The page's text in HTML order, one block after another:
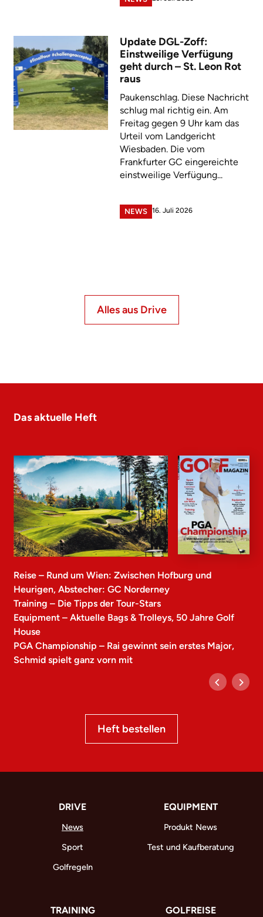
Update DGL-Zoff:
Einstweilige Verfügung
geht durch – St. Leon Rot
raus
Paukenschlag. Diese Nachricht
schlug mal richtig ein. Am
Freitag gegen 9 Uhr kam das
Urteil vom Landgericht
Wiesbaden. Die vom
Frankfurter GC eingereichte
einstweilige Verfügung...
NEWS 16. Juli 2026
Alles aus Drive
Das aktuelle Heft
Reise – Rund um Wien: Zwischen Hofburg und
Heurigen, Abstecher: GC Norderney
Training – Die Tipps der Tour-Stars
Equipment – Aktuelle Bags & Trolleys, 50 Jahre Golf
House
PGA Championship – Rai gewinnt sein erstes Major,
Schmid spielt ganz vorn mit
Heft bestellen
DRIVE
News
Sport
Golfregeln
EQUIPMENT
Produkt News
Test und Kaufberatung
TRAINING GOLFREISE